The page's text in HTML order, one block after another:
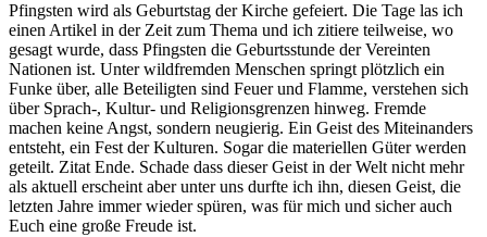
Pfingsten wird als Geburtstag der Kirche gefeiert. Die Tage las ich
einen Artikel in der Zeit zum Thema und ich zitiere teilweise, wo
gesagt wurde, dass Pfingsten die Geburtsstunde der Vereinten
Nationen ist. Unter wildfremden Menschen springt plötzlich ein
Funke über, alle Beteiligten sind Feuer und Flamme, verstehen sich
über Sprach-, Kultur- und Religionsgrenzen hinweg. Fremde
machen keine Angst, sondern neugierig. Ein Geist des Miteinanders
entsteht, ein Fest der Kulturen. Sogar die materiellen Güter werden
geteilt. Zitat Ende. Schade dass dieser Geist in der Welt nicht mehr
als aktuell erscheint aber unter uns durfte ich ihn, diesen Geist, die
letzten Jahre immer wieder spüren, was für mich und sicher auch
Euch eine große Freude ist.